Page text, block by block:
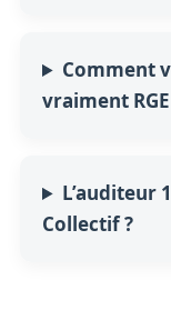
Comment
vraiment
L’auditeur
Collectif ?